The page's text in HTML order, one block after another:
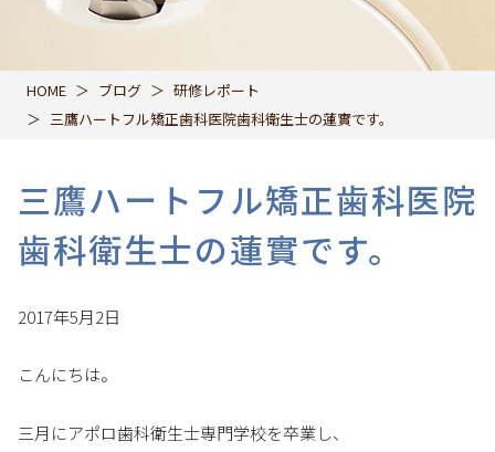
HOME ブログ
研修レポート
三鷹ハートフル矯正歯科医院歯科衛生士の蓮實です。
三鷹ハートフル矯正歯科医院
歯科衛生士の蓮實です。
2017年5月2日
こんにちは。
三月にアポロ歯科衛生士専門学校を卒業し、